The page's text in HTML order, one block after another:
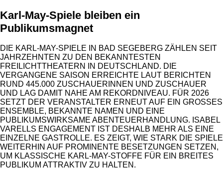
Karl-May-Spiele bleiben ein
Publikumsmagnet
DIE KARL-MAY-SPIELE IN BAD SEGEBERG ZÄHLEN SEIT
JAHRZEHNTEN ZU DEN BEKANNTESTEN
FREILICHTTHEATERN IN DEUTSCHLAND. DIE
VERGANGENE SAISON ERREICHTE LAUT BERICHTEN
RUND 445.000 ZUSCHAUERINNEN UND ZUSCHAUER
UND LAG DAMIT NAHE AM REKORDNIVEAU. FÜR 2026
SETZT DER VERANSTALTER ERNEUT AUF EIN GROSSES E
NSEMBLE, BEKANNTE NAMEN UND EINE P
UBLIKUMSWIRKSAME ABENTEUERHANDLUNG. ISABEL V
ARELLS ENGAGEMENT IST DESHALB MEHR ALS EINE E
INZELNE GASTROLLE. ES ZEIGT, WIE STARK DIE SPIELE W
EITERHIN AUF PROMINENTE BESETZUNGEN SETZEN, U
M KLASSISCHE KARL-MAY-STOFFE FÜR EIN BREITES P
UBLIKUM ATTRAKTIV ZU HALTEN.